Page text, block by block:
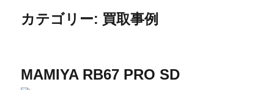
カテゴリー: 買取事例
MAMIYA RB67 PRO SD